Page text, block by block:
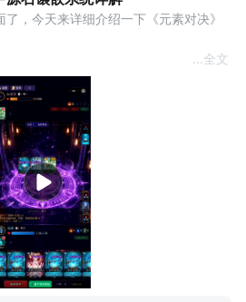
，今天来详细介绍一下《元素对决》
上的强化道具。镶嵌后，当你打出或覆
动触发。每张卡牌最多可以镶嵌 2 颗源
丰富的策略变化。
够看？覆盖每回合只能1次，节奏太慢，
——你可能只是少了源石。
发，覆盖
全文